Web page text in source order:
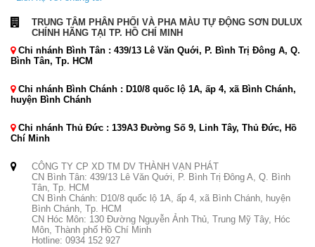
TRUNG TÂM PHÂN PHỐI VÀ PHA MÀU TỰ ĐỘNG SƠN DULUX
CHÍNH HÃNG TẠI TP. HỒ CHÍ MINH
Chi nhánh Bình Tân : 439/13 Lê Văn Quới, P. Bình Trị Đông A, Q.
Bình Tân, Tp. HCM
Chi nhánh Bình Chánh : D10/8 quốc lộ 1A, ấp 4, xã Bình Chánh,
huyện Bình Chánh
Chi nhánh Thủ Đức : 139A3 Đường Số 9, Linh Tây, Thủ Đức, Hồ
Chí Minh
CÔNG TY CP XD TM DV THÀNH VẠN PHÁT
CN Bình Tân: 439/13 Lê Văn Quới, P. Bình Trị Đông A, Q. Bình
Tân, Tp. HCM
CN Bình Chánh: D10/8 quốc lộ 1A, ấp 4, xã Bình Chánh, huyện
Bình Chánh, Tp. HCM
CN Hóc Môn: 130 Đường Nguyễn Ảnh Thủ, Trung Mỹ Tây, Hóc
Môn, Thành phố Hồ Chí Minh
Hotline: 0934 152 927